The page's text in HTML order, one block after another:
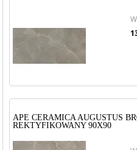
APE CERAMICA AUGUSTUS
REKTYFIKOWANY 90X90